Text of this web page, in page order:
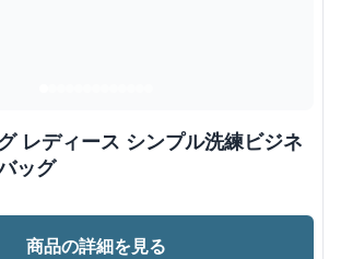
レディース シンプル洗練ビジネ
ッグ
商品の詳細を見る